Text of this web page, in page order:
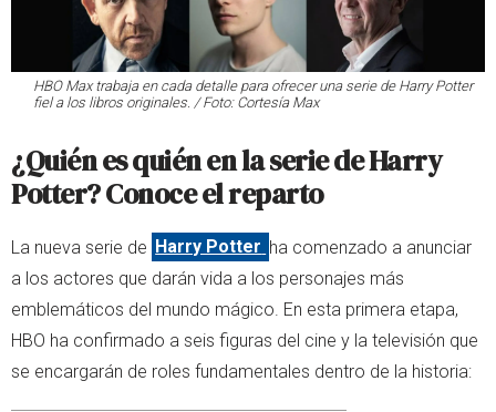
HBO Max trabaja en cada detalle para ofrecer una serie de Harry Potter
fiel a los libros originales. / Foto: Cortesía Max
¿Quién es quién en la serie de Harry
Potter? Conoce el reparto
La nueva serie de Harry Potter ha comenzado a anunciar
a los actores que darán vida a los personajes más
emblemáticos del mundo mágico. En esta primera etapa,
HBO ha confirmado a seis figuras del cine y la televisión que
se encargarán de roles fundamentales dentro de la historia: